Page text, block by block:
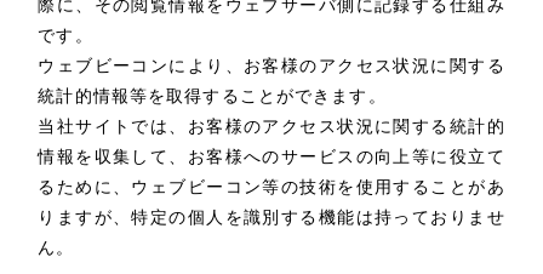
LP（ランディングページ） （28件）
キャンペーン・プロモーションサイト
ブランディング（ロゴ・印刷物） （90件）
その他 （1件）
際に、その閲覧情報をウェブサーバ側に記録する仕組み
です。
ウェブビーコンにより、お客様のアクセス状況に関する
統計的情報等を取得することができます。
当社サイトでは、お客様のアクセス状況に関する統計的
情報を収集して、お客様へのサービスの向上等に役立て
るために、ウェブビーコン等の技術を使用することがあ
りますが、特定の個人を識別する機能は持っておりませ
ん。